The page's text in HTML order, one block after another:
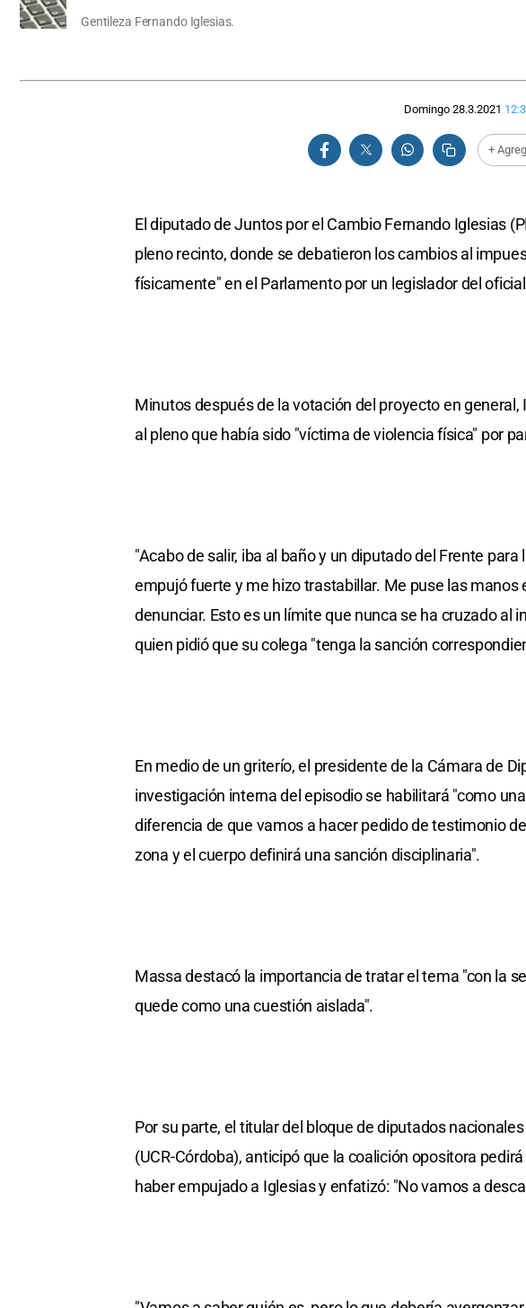
Gentileza Fernando Iglesias.
Domingo 28.3.2021
+
El diputado de Juntos por el Cambio Fernando Iglesias
pleno recinto, donde se debatieron los cambios al
físicamente" en el Parlamento por un legislador del
Minutos después de la votación del proyecto en
al pleno que había sido "víctima de violencia física" por
"Acabo de salir, iba al baño y un diputado del Frente
empujó fuerte y me hizo trastabillar. Me puse las manos
denunciar. Esto es un límite que nunca se ha cruzado al
quien pidió que su colega "tenga la sanción
En medio de un griterío, el presidente de la Cámara de
investigación interna del episodio se habilitará "como
diferencia de que vamos a hacer pedido de testimonio
zona y el cuerpo definirá una sanción disciplinaria".
Massa destacó la importancia de tratar el tema "con la
quede como una cuestión aislada".
Por su parte, el titular del bloque de diputados
(UCR-Córdoba), anticipó que la coalición opositora
haber empujado a Iglesias y enfatizó: "No vamos a